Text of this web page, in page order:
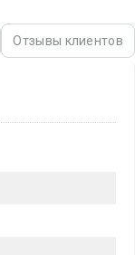
Отзывы клиентов